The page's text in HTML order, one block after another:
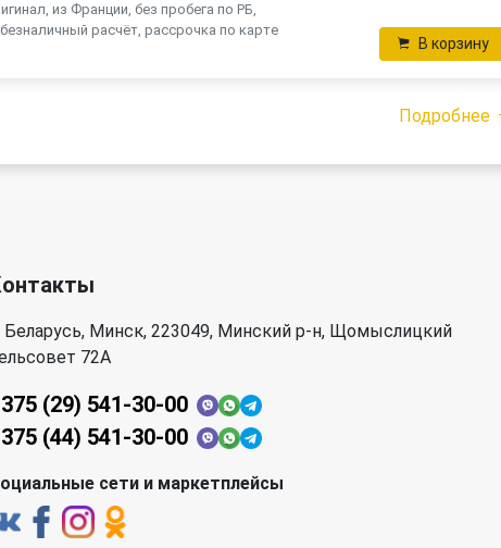
из Франции, без пробега по РБ,
расчёт, рассрочка по карте
В корзину
Подробнее
Беларусь, Минск, 223049, Минский р-н, Щомыслицкий
72А
(29) 541-30-00
(44) 541-30-00
сети и маркетплейсы